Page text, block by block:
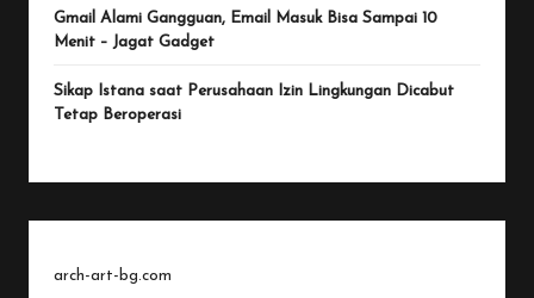
Gmail Alami Gangguan, Email Masuk Bisa Sampai 10
Menit – Jagat Gadget
Sikap Istana saat Perusahaan Izin Lingkungan Dicabut
Tetap Beroperasi
arch-art-bg.com